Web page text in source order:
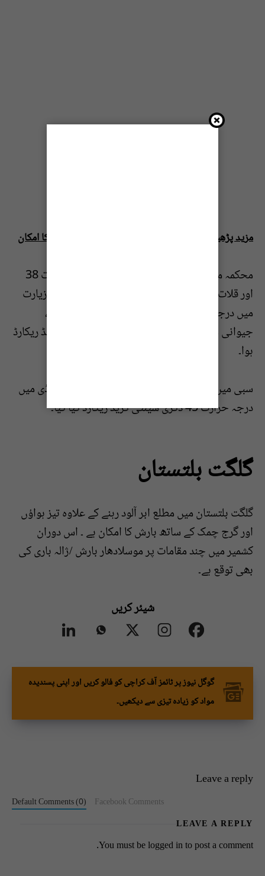
مزید پڑھیں:ملک کے بیشتر حصوں میں آج سے ہیٹ ویو کا امکان
محکمہ موسمیات کے مطابق کوئٹہ میں درجہ حرارت 38
اور قلات میں 33 ڈگری سینٹی گریڈ ریکارڈ کیا گیا۔ زیارت
میں درجہ حرارت 26، ژوب میں 39، گوادر میں 35،
جیوانی میں 34 اور چمن میں 37 ڈگری سینٹی گریڈ ریکارڈ
ہوا۔
سبی میں درجہ حرارت 47، تربت میں 44 اور نوکنڈی میں
درجہ حرارت 45 ڈگری سینٹی گریڈ ریکارڈ کیا گیا۔
گلگت بلتستان
گلگت بلتستان میں مطلع ابر آلود رہنے کے علاوہ تیز ہواؤں
اور گرج چمک کے ساتھ بارش کا امکان ہے ۔ اس دوران
کشمیر میں چند مقامات پر موسلادھار بارش /ژالہ باری کی
بھی توقع ہے۔
شیئر کریں
گوگل نیوز پر ٹائمز آف کراچی کو فالو کریں اور اپنی پسندیدہ
مواد کو زیادہ تیزی سے دیکھیں۔
Leave a reply
Default Comments (0)
Facebook Comments
LEAVE A REPLY
You must belogged into post a comment.